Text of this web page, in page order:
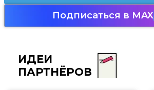
Подписаться в MAX
ИДЕИ
ПАРТНЁРОВ